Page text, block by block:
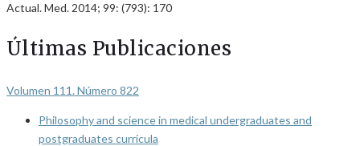
Actual. Med. 2014; 99: (793): 170
Últimas Publicaciones
Volumen 111. Número 822
Philosophy and science in medical undergraduates and
postgraduates curricula